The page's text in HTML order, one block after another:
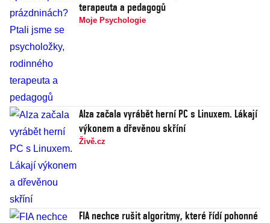
terapeuta a pedagogů
Moje Psychologie
Alza začala vyrábět herní PC s Linuxem. Lákají
výkonem a dřevěnou skříní
Živě.cz
FIA nechce rušit algoritmy, které řídí pohonné